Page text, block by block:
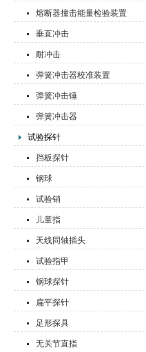
熔断器撞击能量检验装置
垂直冲击
耐冲击
弹簧冲击器校准装置
弹簧冲击锤
弹簧冲击器
试验探针
挡板探针
钢球
试验销
儿童指
天线同轴插头
试验指甲
钢球探针
扁平探针
足形探具
无关节直指